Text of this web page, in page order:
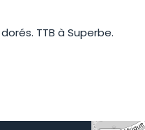
TTB à Superbe.